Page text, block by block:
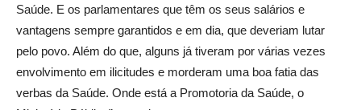
Saúde. E os parlamentares que têm os seus salários e
vantagens sempre garantidos e em dia, que deveriam lutar
pelo povo. Além do que, alguns já tiveram por várias vezes
envolvimento em ilicitudes e morderam uma boa fatia das
verbas da Saúde. Onde está a Promotoria da Saúde, o